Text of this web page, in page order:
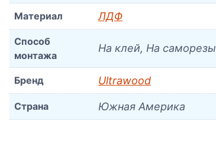
Материал ЛДФ
Способ
монтажа
На клей, На саморезы
Бренд Ultrawood
Страна Южная Америка